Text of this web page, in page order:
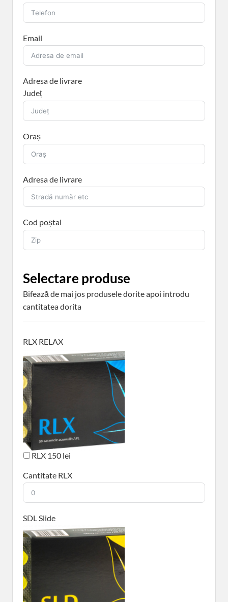
Email
Adresa de livrare
Județ
Oraș
Adresa de livrare
Cod poștal
Selectare produse
Bifează de mai jos produsele dorite apoi introdu
cantitatea dorita
RLX RELAX
RLX 150 lei
Cantitate RLX
SDL Slide